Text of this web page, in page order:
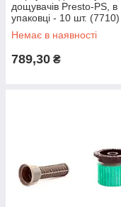
дощувачів Presto-PS, в
упаковці - 10 шт. (7710)
Немає в наявності
789,30 ₴